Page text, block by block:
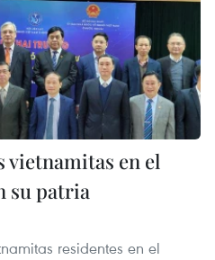
vietnamitas en el
su patria
residentes en el